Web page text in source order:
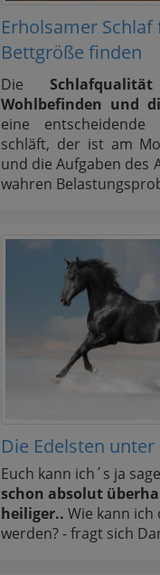
Erholsamer
Bettgröße finden
Die Schlafqualität
Wohlbefinden und
eine
schläft, der ist am
und die Aufgaben des
wahren
Die Edelsten unter
Euch kann ich´s ja
schon absolut
heiliger.. Wie kann
werden? - fragt sich